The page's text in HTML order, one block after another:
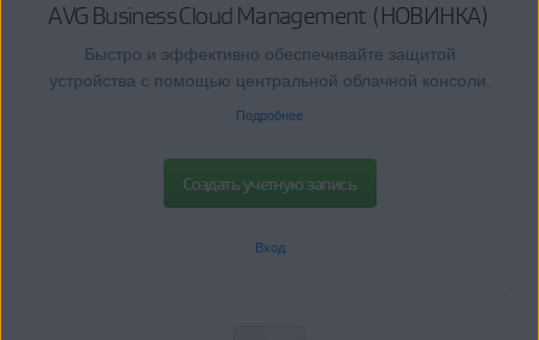
AVG Business Cloud Management (НОВИНКА)
Быстро и эффективно обеспечивайте защитой
устройства с помощью центральной облачной консоли.
Подробнее
Создать учетную запись
Вход